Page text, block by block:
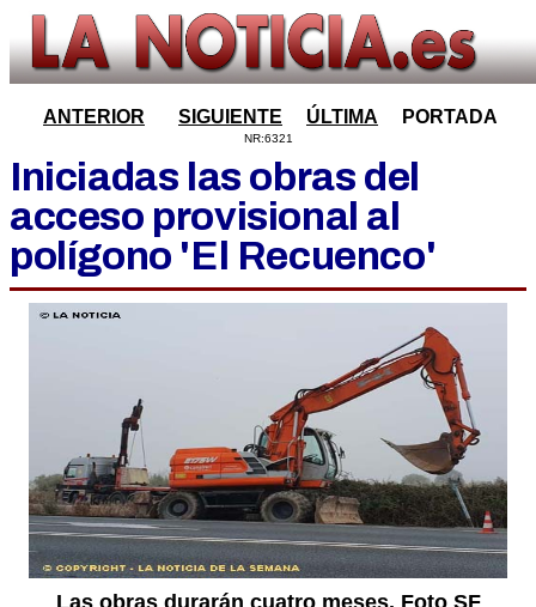
ANTERIOR SIGUIENTE ÚLTIMA PORTADA
NR:6321
Iniciadas las obras del
acceso provisional al
polígono 'El Recuenco'
Las obras durarán cuatro meses. Foto SF